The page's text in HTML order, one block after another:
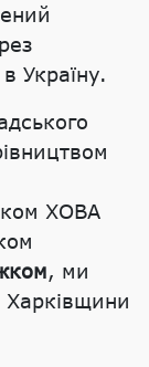
Україну.
ХОВА
, ми